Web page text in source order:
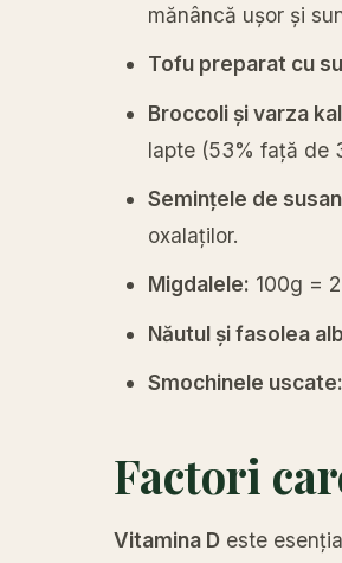
mănâncă ușor și
Tofu preparat cu
Broccoli și varza
lapte (53% față de
Semințele de
oxalaților.
Migdalele: 100g =
Năutul și fasolea
Smochinele uscate:
Factori
Vitamina D este